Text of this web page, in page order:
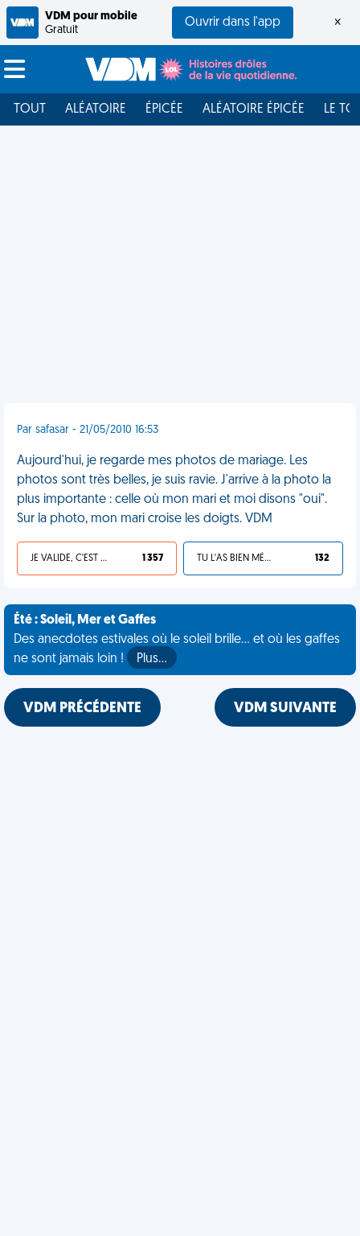
VDM pour mobile
Gratuit
Ouvrir dans l'app ×
TOUT ALÉATOIRE ÉPICÉE ALÉATOIRE ÉPICÉE LE
Par safasar - 21/05/2010 16:53
Aujourd'hui, je regarde mes photos de mariage. Les
photos sont très belles, je suis ravie. J'arrive à la photo la
plus importante : celle où mon mari et moi disons "oui".
Sur la photo, mon mari croise les doigts. VDM
JE VALIDE, C'EST UNE VDM 1 357 TU L'AS BIEN MÉRITÉ 132
Été : Soleil, Mer et Gaffes
Des anecdotes estivales où le soleil brille... et où les gaffes
ne sont jamais loin !
Plus…
VDM PRÉCÉDENTE VDM SUIVANTE